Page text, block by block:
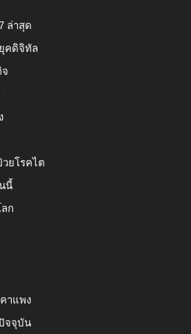
ล่าสุด
คดิจิทัล
ยโรคไต
นี้
ก
าแพง
จจุบัน